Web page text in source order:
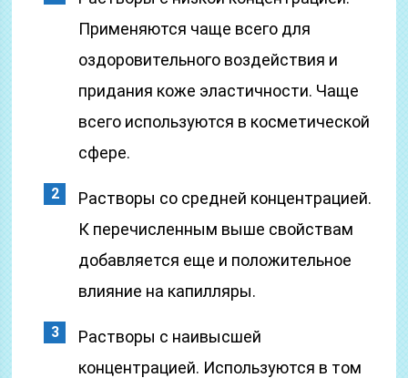
Применяются чаще всего для
оздоровительного воздействия и
придания коже эластичности. Чаще
всего используются в косметической
сфере.
Растворы со средней концентрацией.
К перечисленным выше свойствам
добавляется еще и положительное
влияние на капилляры.
Растворы с наивысшей
концентрацией. Используются в том